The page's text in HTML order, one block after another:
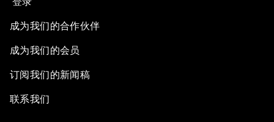
成为我们的合作伙伴
成为我们的会员
订阅我们的新闻稿
联系我们